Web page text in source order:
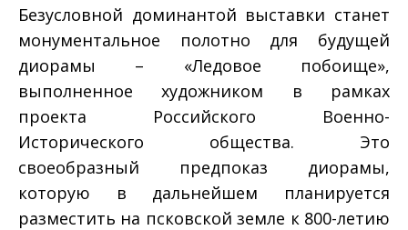
Безусловной доминантой выставки станет
монументальное полотно для будущей
диорамы – «Ледовое побоище»,
выполненное художником в рамках
проекта Российского Военно-
Исторического общества. Это
своеобразный предпоказ диорамы,
которую в дальнейшем планируется
разместить на псковской земле к 800-летию